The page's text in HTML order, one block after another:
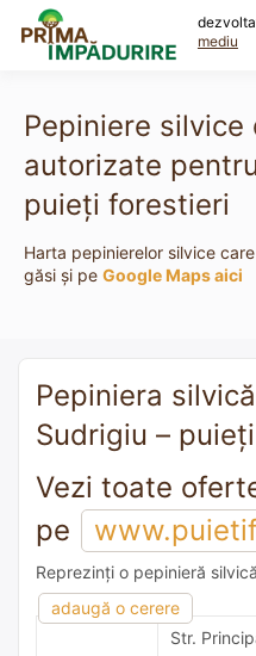
content
mediu
Pepiniere silvice
autorizate
puieți forestieri
Harta pepinierelor silvice
găsi și pe Google Maps aici
Pepiniera
Sudrigiu –
Vezi toate
pe
Reprezinți o pepinieră
adaugă o cerere
adaugă o recomandare
Str.